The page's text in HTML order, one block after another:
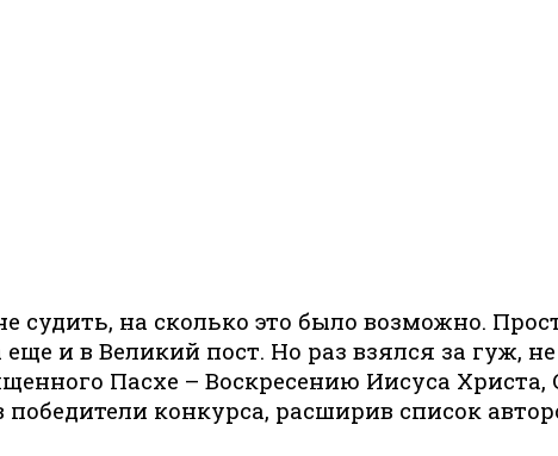
на сколько это было возможно.
и в Великий пост. Но раз взялся за гуж,
Пасхе – Воскресению Иисуса
конкурса, расширив список